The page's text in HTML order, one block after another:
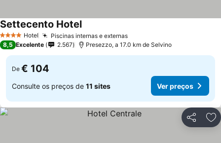
4 EstrelasHotel Piscinas internas e externas
Settecento Hotel
8,5 Excelente 2.567 Presezzo, a 17.0 km de Selvino
De € 104
Consulte os preços de 11 sites Ver preços
Partilhar